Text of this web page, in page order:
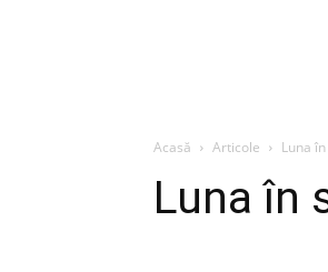
Acasă Articole Luna
Luna în